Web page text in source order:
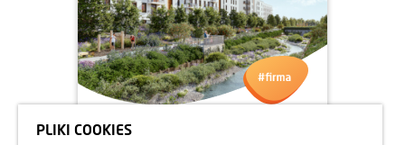
05.05.2025
PLIKI COOKIES